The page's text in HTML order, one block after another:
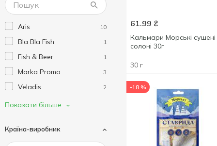
Aris 10
Bla Bla Fish 1
Fish & Beer 1
Marka Promo 3
Veladis 2
До бочкового
Мій Рибалка 5
Показати більше
Країна-виробник
61.99 ₴
Кальмари Морські сушені
солоні 30г
30 г
-18 %